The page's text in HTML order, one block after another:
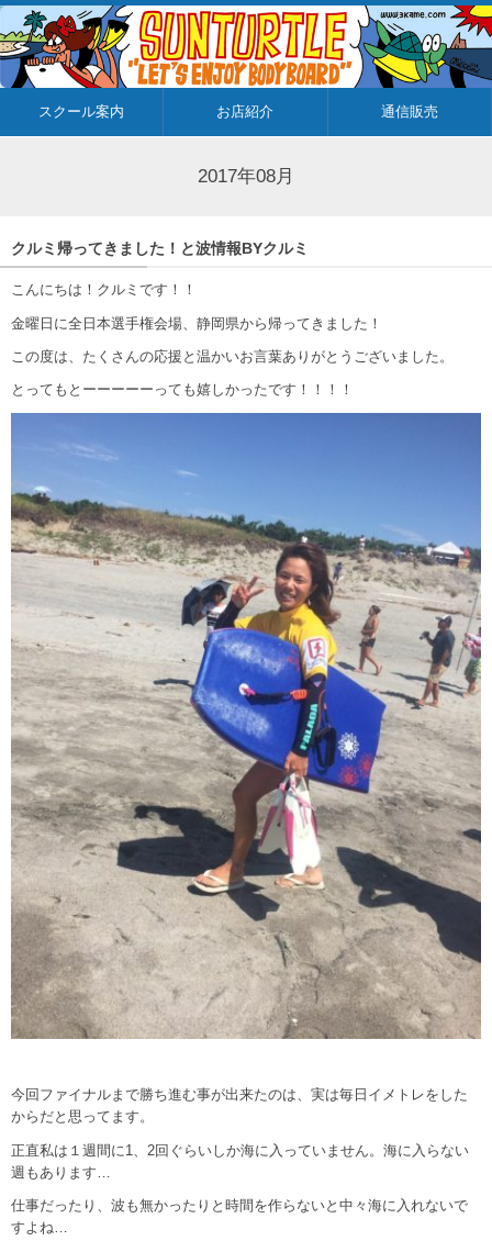
スクール案内 お店紹介 通信販売
2017年08月
クルミ帰ってきました！と波情報BYクルミ
こんにちは！クルミです！！
金曜日に全日本選手権会場、静岡県から帰ってきました！
この度は、たくさんの応援と温かいお言葉ありがとうございました。
とってもとーーーーーっても嬉しかったです！！！！
今回ファイナルまで勝ち進む事が出来たのは、実は毎日イメトレをした
からだと思ってます。
正直私は１週間に1、2回ぐらいしか海に入っていません。海に入らない
週もあります…
仕事だったり、波も無かったりと時間を作らないと中々海に入れないで
すよね…